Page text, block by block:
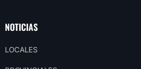
NOTICIAS
LOCALES